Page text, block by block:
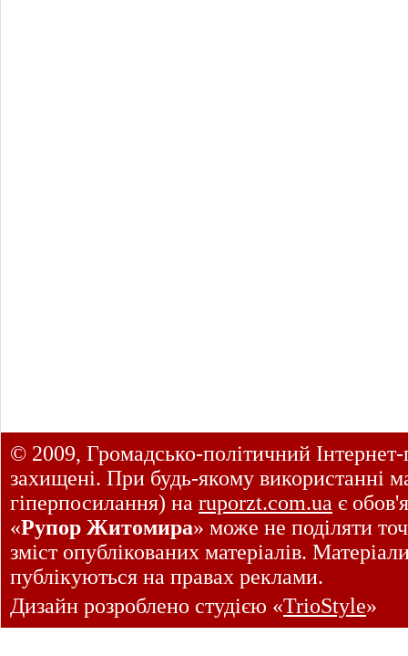
© 2009, Громадсько-політичний
захищені. При будь-якому використанні
гіперпосилання) на ruporzt.com.ua є
«Рупор Житомира» може не поділяти
зміст опублікованих матеріалів.
публікуються на правах реклами.
Дизайн розроблено студією «TrioStyle»